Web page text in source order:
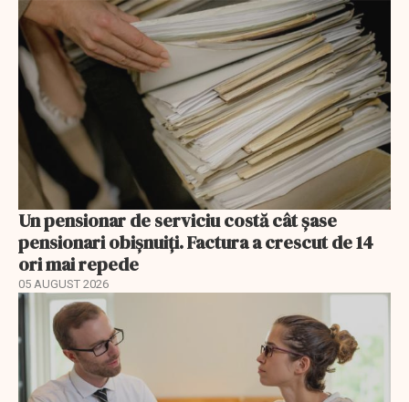
Un pensionar de serviciu costă cât șase
pensionari obișnuiți. Factura a crescut de 14
ori mai repede
05 AUGUST 2026